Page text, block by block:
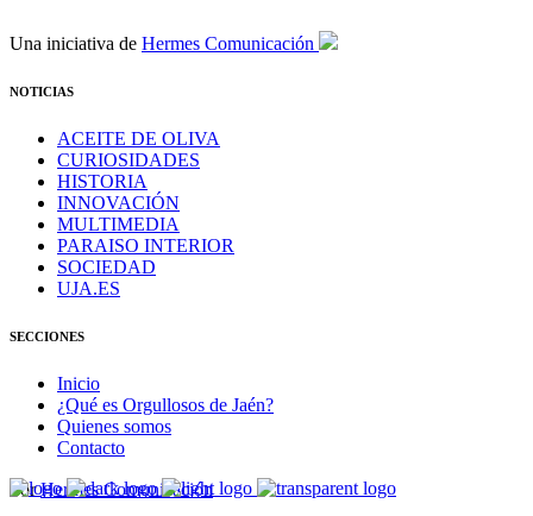
Una iniciativa de Hermes Comunicación
NOTICIAS
ACEITE DE OLIVA
CURIOSIDADES
HISTORIA
INNOVACIÓN
MULTIMEDIA
PARAISO INTERIOR
SOCIEDAD
UJA.ES
SECCIONES
Inicio
¿Qué es Orgullosos de Jaén?
Quienes somos
Contacto
PorHermes Comunicación